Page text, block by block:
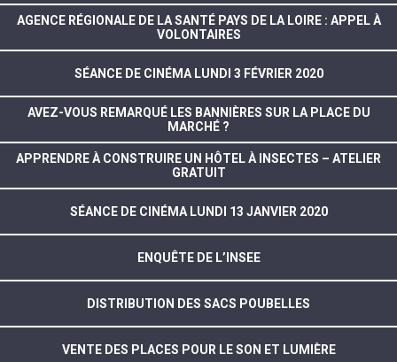
AGENCE RÉGIONALE DE LA SANTÉ PAYS DE LA LOIRE : APPEL À
VOLONTAIRES
SÉANCE DE CINÉMA LUNDI 3 FÉVRIER 2020
AVEZ-VOUS REMARQUÉ LES BANNIÈRES SUR LA PLACE DU
MARCHÉ ?
APPRENDRE À CONSTRUIRE UN HÔTEL À INSECTES – ATELIER
GRATUIT
SÉANCE DE CINÉMA LUNDI 13 JANVIER 2020
ENQUÊTE DE L’INSEE
DISTRIBUTION DES SACS POUBELLES
VENTE DES PLACES POUR LE SON ET LUMIÈRE